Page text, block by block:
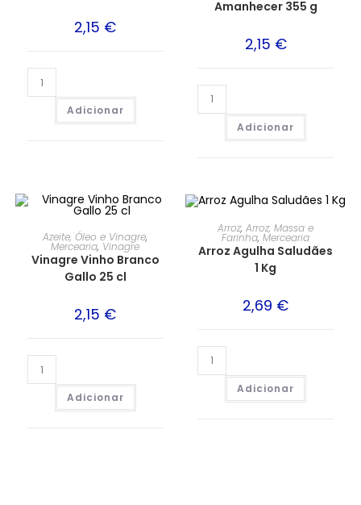
2,15 €
Adicionar
Amanhecer 355 g
2,15 €
Adicionar
Azeite, Óleo e Vinagre,
Mercearia, Vinagre
Vinagre Vinho Branco
Gallo 25 cl
2,15 €
Adicionar
Arroz,Arroz, Massa e
Farinha,Mercearia
Arroz Agulha Saludães
1 Kg
2,69 €
Adicionar